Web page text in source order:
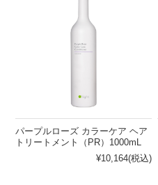
パープルローズ カラーケア ヘア
トリートメント（PR）1000mL
¥10,164(税込)